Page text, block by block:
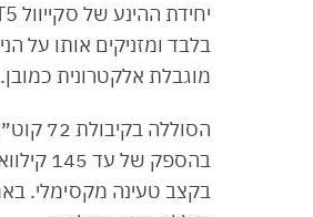
מוגבלת אלקטרונית כמובן.